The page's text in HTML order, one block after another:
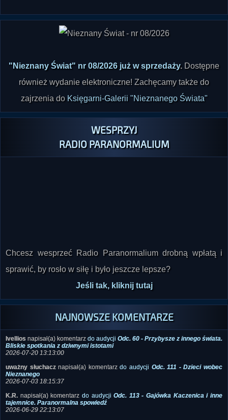
"Nieznany Świat" nr 08/2026 już w sprzedaży. Dostępne
również wydanie elektroniczne! Zachęcamy także do
zajrzenia do Księgarni-Galerii "Nieznanego Świata"
WESPRZYJ
RADIO PARANORMALIUM
Chcesz wesprzeć Radio Paranormalium drobną wpłatą i
sprawić, by rosło w siłę i było jeszcze lepsze?
Jeśli tak, kliknij tutaj
NAJNOWSZE KOMENTARZE
Ivellios napisał(a) komentarz do audycji Odc. 60 - Przybysze z innego świata.
Bliskie spotkania z dziwnymi istotami
2026-07-20 13:13:00
uważny słuchacznapisał(a) komentarzdo audycji Odc. 111 - Dzieci wobec
Nieznanego
2026-07-03 18:15:37
K.R. napisał(a) komentarz do audycjiOdc. 113 - Gajówka Kaczenica i inne
tajemnice. Paranormalna spowiedź
2026-06-29 22:13:07